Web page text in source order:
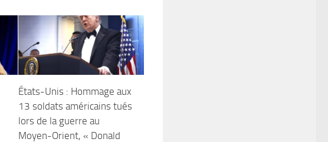
États-Unis : Hommage aux
13 soldats américains tués
lors de la guerre au
Moyen-Orient, « Donald